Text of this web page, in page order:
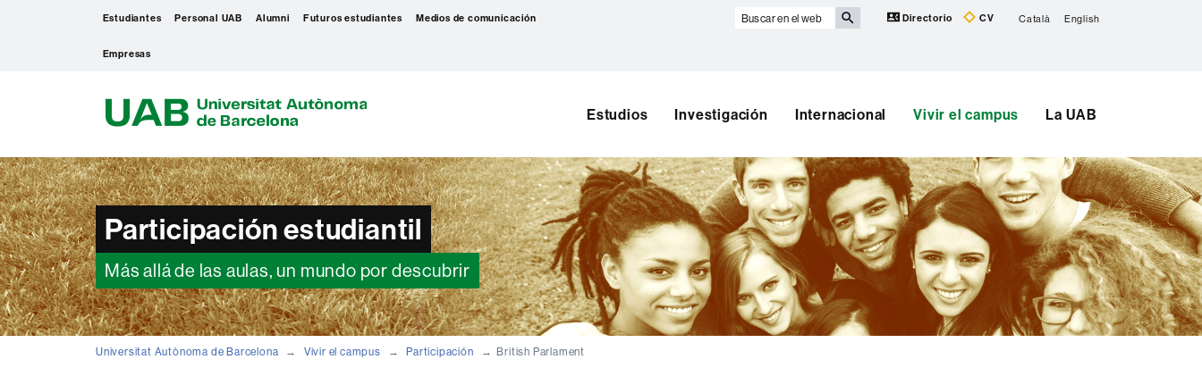
Estudiantes Personal UAB Alumni Futuros estudiantes Medios de comunicación
Empresas
Buscar
Directorio CV Català English
A
Estudios Investigación Internacional Vivir el campus La UAB
Participación estudiantil
Más allá de las aulas, un mundo por descubrir
Universitat Autònoma de Barcelona Vivir el campus Participación British Parlament